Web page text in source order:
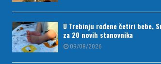
U Trebinju rođene četiri bebe,
za 20 novih stanovnika
09/08/2026